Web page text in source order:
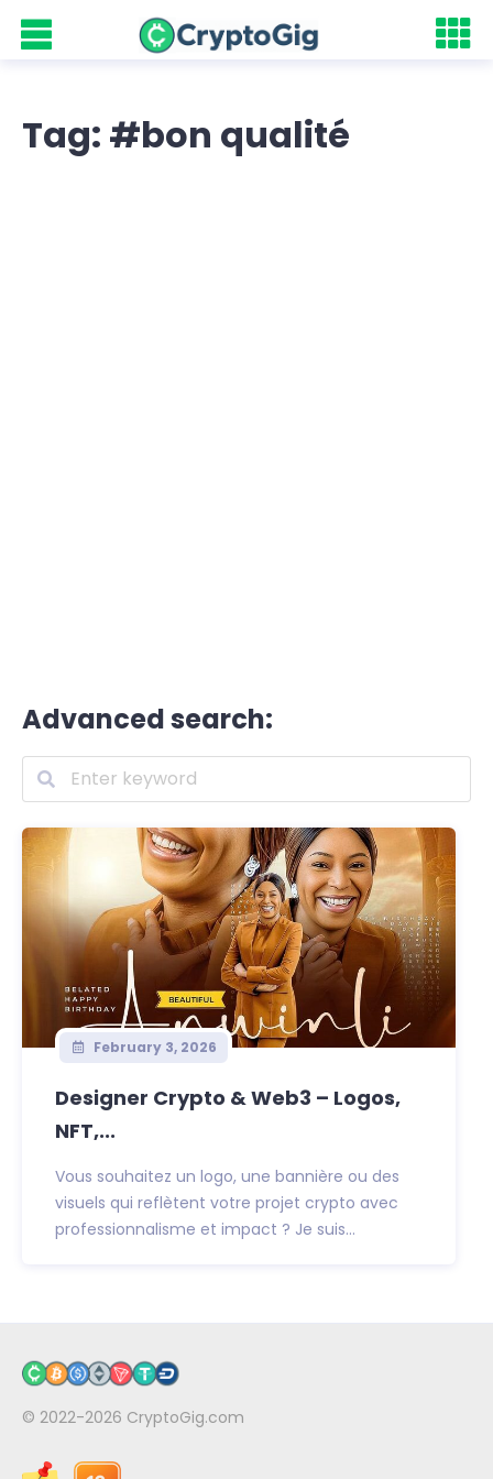
Tag: #bon qualité
Advanced search:
February 3, 2026
Designer Crypto & Web3 – Logos,
NFT,...
Vous souhaitez un logo, une bannière ou des
visuels qui reflètent votre projet crypto avec
professionnalisme et impact ? Je suis...
© 2022-2026 CryptoGig.com